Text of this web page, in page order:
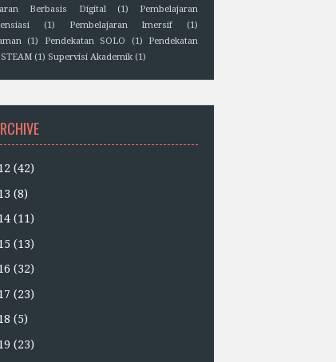
Berbasis Digital
(1)
Pembelajaran
(1) Pembelajaran Imersif
(1)
(1) Pendekatan SOLO (1)
Pendekatan
STEAM (1) Supervisi Akademik (1)
(42)
(8)
(11)
(13)
(32)
(23)
(5)
(23)